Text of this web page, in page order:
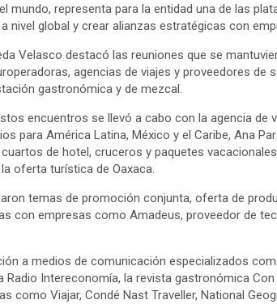
mundo, representa para la entidad una de las
nivel global y crear alianzas estratégicas con
Velasco destacó las reuniones que se
agencias de viajes y proveedores
gastronómica y de mezcal.
encuentros se llevó a cabo con la agencia de
para América Latina, México y el Caribe, Ana
de hotel, cruceros y paquetes
oferta turística de Oaxaca.
temas de promoción conjunta, oferta de
con empresas como Amadeus, proveedor de
a medios de comunicación especializados
Intereconomía, la revista gastronómica
como Viajar, Condé Nast Traveller, National